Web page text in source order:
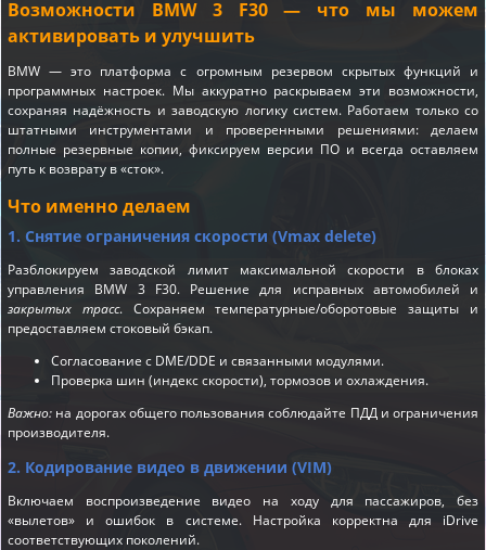
Возможности BMW 3 F30 — что мы можем
активировать и улучшить
BMW — это платформа с огромным резервом скрытых функций и
программных настроек. Мы аккуратно раскрываем эти возможности,
сохраняя надёжность и заводскую логику систем. Работаем только со
штатными инструментами и проверенными решениями: делаем
полные резервные копии, фиксируем версии ПО и всегда оставляем
путь к возврату в «сток».
Что именно делаем
1. Снятие ограничения скорости (Vmax delete)
Разблокируем заводской лимит максимальной скорости в блоках
управления BMW 3 F30. Решение для исправных автомобилей и
закрытых трасс. Сохраняем температурные/оборотовые защиты и
предоставляем стоковый бэкап.
Согласование с DME/DDE и связанными модулями.
Проверка шин (индекс скорости), тормозов и охлаждения.
Важно: на дорогах общего пользования соблюдайте ПДД и ограничения
производителя.
2. Кодирование видео в движении (VIM)
Включаем воспроизведение видео на ходу для пассажиров, без
«вылетов» и ошибок в системе. Настройка корректна для iDrive
соответствующих поколений.